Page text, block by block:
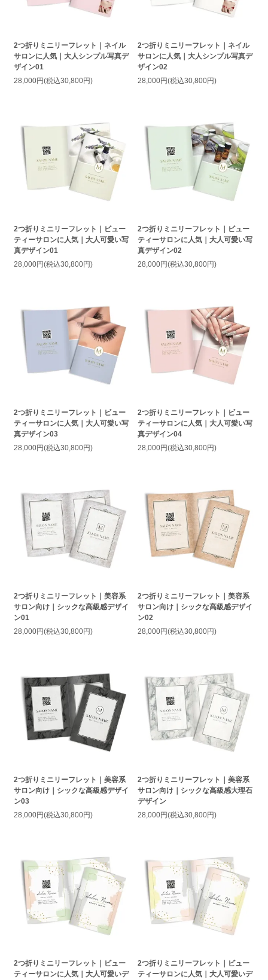
2つ折りミニリーフレット｜ネイル
サロンに人気｜大人シンプル写真デ
ザイン01
28,000円(税込30,800円)
2つ折りミニリーフレット｜ネイル
サロンに人気｜大人シンプル写真デ
ザイン02
28,000円(税込30,800円)
2つ折りミニリーフレット｜ビュー
ティーサロンに人気｜大人可愛い写
真デザイン01
28,000円(税込30,800円)
2つ折りミニリーフレット｜ビュー
ティーサロンに人気｜大人可愛い写
真デザイン02
28,000円(税込30,800円)
2つ折りミニリーフレット｜ビュー
ティーサロンに人気｜大人可愛い写
真デザイン03
28,000円(税込30,800円)
2つ折りミニリーフレット｜ビュー
ティーサロンに人気｜大人可愛い写
真デザイン04
28,000円(税込30,800円)
2つ折りミニリーフレット｜美容系
サロン向け｜シックな高級感デザイ
ン01
28,000円(税込30,800円)
2つ折りミニリーフレット｜美容系
サロン向け｜シックな高級感デザイ
ン02
28,000円(税込30,800円)
2つ折りミニリーフレット｜美容系
サロン向け｜シックな高級感デザイ
ン03
28,000円(税込30,800円)
2つ折りミニリーフレット｜美容系
サロン向け｜シックな高級感大理石
デザイン
28,000円(税込30,800円)
2つ折りミニリーフレット｜ビュー
ティーサロンに人気｜大人可愛いデ
2つ折りミニリーフレット｜ビュー
ティーサロンに人気｜大人可愛いデ